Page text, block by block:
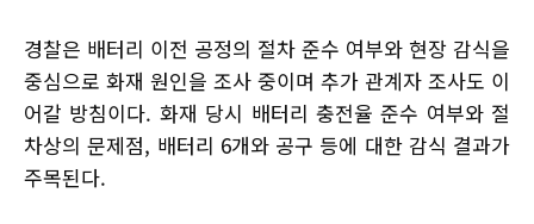
경찰은 배터리 이전 공정의 절차 준수 여부와 현장 감식을
중심으로 화재 원인을 조사 중이며 추가 관계자 조사도 이
어갈 방침이다. 화재 당시 배터리 충전율 준수 여부와 절
차상의 문제점, 배터리 6개와 공구 등에 대한 감식 결과가
주목된다.